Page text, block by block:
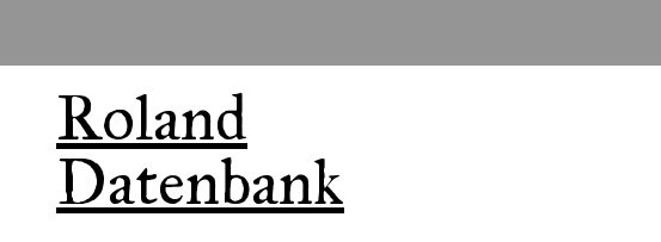
Roland
Datenbank